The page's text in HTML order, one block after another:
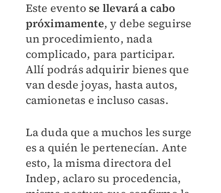
Este evento se llevará a cabo
próximamente, y debe seguirse
un procedimiento, nada
complicado, para participar.
Allí podrás adquirir bienes que
van desde joyas, hasta autos,
camionetas e incluso casas.
La duda que a muchos les surge
es a quién le pertenecían. Ante
esto, la misma directora del
Indep, aclaro su procedencia,